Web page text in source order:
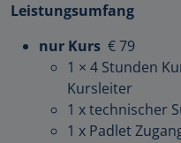
Leistungsumfang
nur Kurs € 79
1 × 4 Stunden
Kursleiter
1 x technischer
1 x Padlet